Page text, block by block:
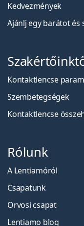
Kedvezmények
Ajánlj egy barátot és
Kontaktlencse
Szembetegségek
Kontaktlencse
Rólunk
A Lentiamóról
Csapatunk
Orvosi csapat
Lentiamo blog